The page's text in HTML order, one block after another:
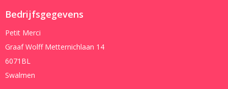
Bedrijfsgegevens
Petit Merci
Graaf Wolff Metternichlaan 14
6071BL
Swalmen